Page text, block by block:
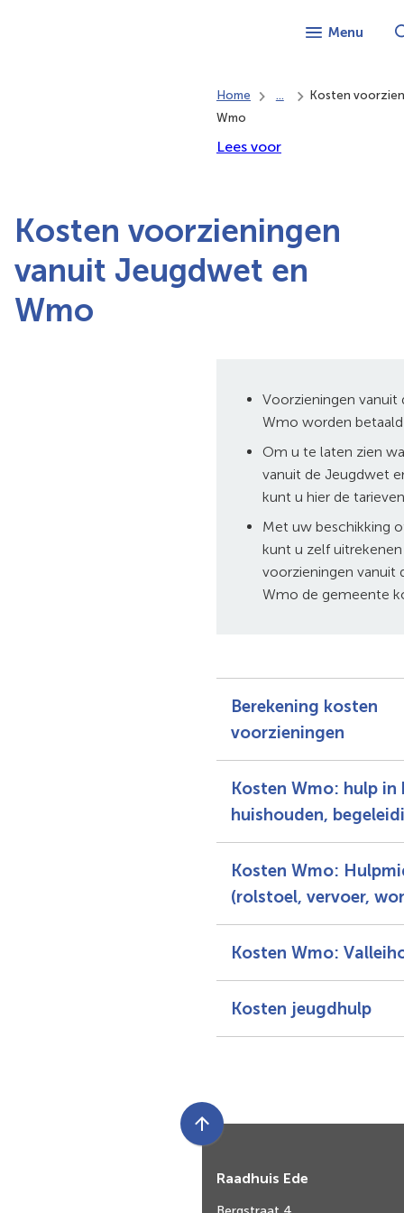
Menu
Home ...
Kosten
Wmo
Lees voor
Kosten voorzieningen
vanuit Jeugdwet en
Wmo
Voorzieningen
Wmo worden
Om u te laten zien
vanuit de Jeugdwet
kunt u hier de
Met uw beschikking
kunt u zelf
voorzieningen vanuit
Wmo de gemeente
Berekening kosten
voorzieningen
Kosten Wmo: hulp in
huishouden,
Kosten Wmo:
(rolstoel, vervoer,
Kosten Wmo:
Kosten jeugdhulp
Scroll
boven
Raadhuis Ede